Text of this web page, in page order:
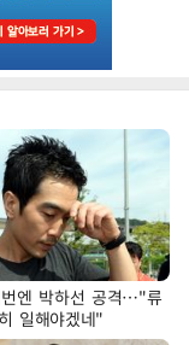
엔 박하선 공격…"류
일해야겠네"